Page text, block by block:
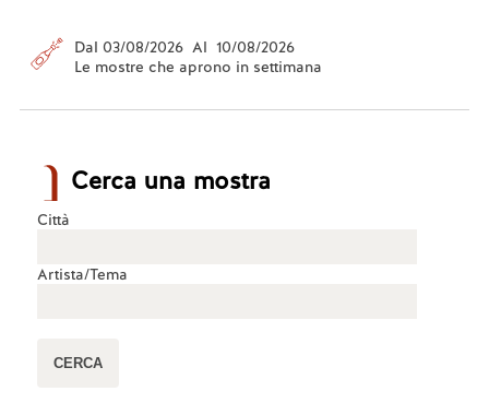
Dal 03/08/2026 Al 10/08/2026
Le mostre che aprono in settimana
Cerca una mostra
Città
Artista/Tema